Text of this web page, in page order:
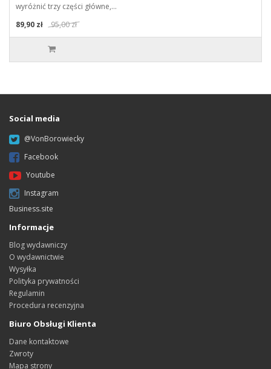
wyróżnić trzy części główne,…
89,90 zł
95,00 zł
Social media
@VonBorowiecky
Facebook
Youtube
Instagram
Business.site
Informacje
Blog wydawniczy
O wydawnictwie
Wysyłka
Polityka prywatności
Regulamin
Procedura recenzyjna
Biuro Obsługi Klienta
Dane kontaktowe
Zwroty
Mapa strony